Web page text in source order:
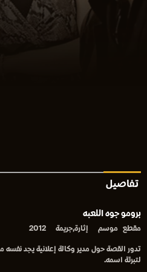
تفاصيل
برومو جوه اللعبه
مقطع موسم إثارة,جريمة 2012
تدور القصة حول مدير وكالة إعلانية يجد نفسه
لتبرئة اسمه.